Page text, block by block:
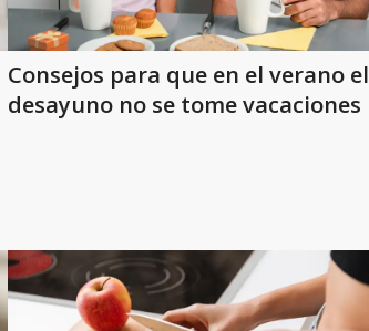
Consejos para que en el verano el
desayuno no se tome vacaciones